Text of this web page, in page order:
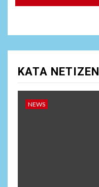
KATA NETIZEN
NEWS